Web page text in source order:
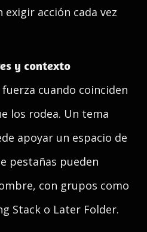
acción cada vez
y contexto
cuando coinciden
los rodea. Un tema
apoyar un espacio de
pestañas pueden
con grupos como
Stack o Later Folder.